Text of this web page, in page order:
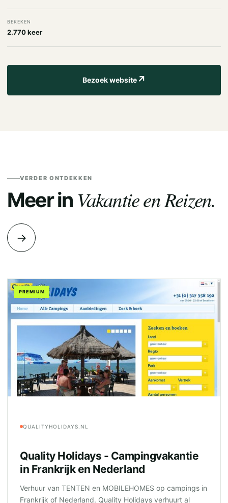
BEKEKEN
2.770 keer
Bezoek website↗
VERDER ONTDEKKEN
Meer in Vakantie en Reizen.
→
PREMIUM
QUALITYHOLIDAYS.NL
Quality Holidays - Campingvakantie
in Frankrijk en Nederland
Verhuur van TENTEN en MOBILEHOMES op campings in
Frankrijk of Nederland. Quality Holidays verhuurt al